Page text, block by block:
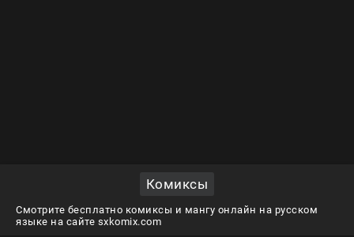
Комиксы
Смотрите бесплатно комиксы и мангу онлайн на русском
языке на сайте sxkomix.com